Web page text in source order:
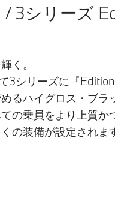
/ 3シリーズ
く。
3シリーズに『
るハイグロス・ブラ
の乗員をより上質か
の装備が設定されま